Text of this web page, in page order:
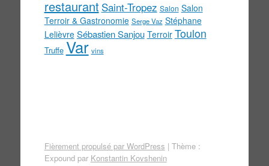
restaurant Saint-Tropez Salon Salon
Terroir & Gastronomie Serge Vaz Stéphane
Lelièvre Sébastien Sanjou Terroir Toulon
Truffe Var vins
Fièrement propulsé par WordPress | Thème :
Expound par Konstantin Kovshenin